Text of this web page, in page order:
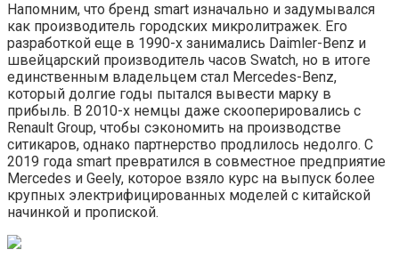
Напомним, что бренд smart изначально и задумывался
как производитель городских микролитражек. Его
разработкой еще в 1990-х занимались Daimler-Benz и
швейцарский производитель часов Swatch, но в итоге
единственным владельцем стал Mercedes-Benz,
который долгие годы пытался вывести марку в
прибыль. В 2010-х немцы даже скооперировались с
Renault Group, чтобы сэкономить на производстве
ситикаров, однако партнерство продлилось недолго. С
2019 года smart превратился в совместное предприятие
Mercedes и Geely, которое взяло курс на выпуск более
крупных электрифицированных моделей с китайской
начинкой и пропиской.